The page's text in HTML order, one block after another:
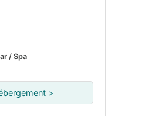
/ Spa
>